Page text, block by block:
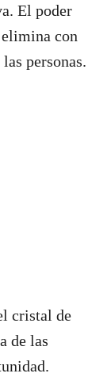
El poder
con
personas.
cristal de
de las